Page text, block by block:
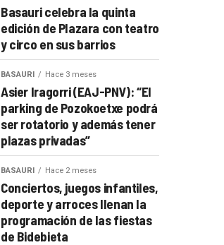
Basauri celebra la quinta
edición de Plazara con teatro
y circo en sus barrios
BASAURI Hace 3 meses
Asier Iragorri (EAJ-PNV): “El
parking de Pozokoetxe podrá
ser rotatorio y además tener
plazas privadas”
BASAURI Hace 2 meses
Conciertos, juegos infantiles,
deporte y arroces llenan la
programación de las fiestas
de Bidebieta